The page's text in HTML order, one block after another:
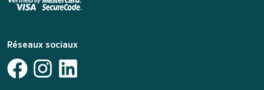
Réseaux sociaux